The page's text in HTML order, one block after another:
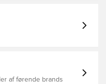
af førende brands